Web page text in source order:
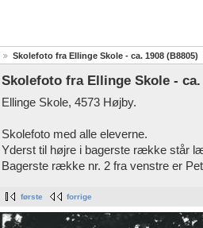
Skolefoto fra Ellinge Skole - ca. 1908 (B8805)
Skolefoto fra Ellinge Skole - ca.
Ellinge Skole, 4573 Højby.
Skolefoto med alle eleverne.
Yderst til højre i bagerste række står
Bagerste række nr. 2 fra venstre er
første forrige